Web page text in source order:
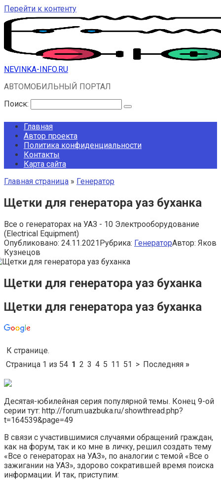
Перейти к контенту
NEVINKA-INFO.RU
АВТОМОБИЛЬНЫЙ ПОРТАЛ
Поиск:
Главная
Автор проекта
Политика конфиденциальности
Контакты
Карта сайта
Главная страница » Генератор
Щетки для генератора уаз буханка
Все о генераторах на УАЗ - 10 Электрооборудование
(Electrical Equipment)
Опубликовано: 24.11.2021Рубрика: ГенераторАвтор: Яков
Кузнецов
Щетки для генератора уаз буханка
Щетки для генератора уаз буханка
К странице.
Страница 1 из 54 1 2 3 4 5 11 51 > Последняя »
Десятая-юбилейная серия популярной темы. Конец 9-ой
серии тут: http://forum.uazbuka.ru/showthread.php?
t=164539&page=49
В связи с участившимися случаями обращений граждан,
как на форум, так и ко мне в личку, решил создать тему
«Все о генераторах на УАЗ», по аналогии с темой «Все о
зажигании на УАЗ», здорово сократившей время поиска
информации. И так, приступим: